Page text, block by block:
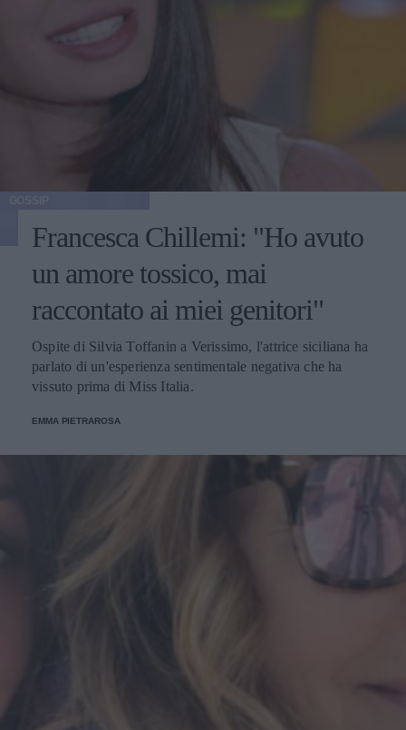
Francesca Chillemi: "Ho avuto
un amore tossico, mai
raccontato ai miei genitori"
Ospite di Silvia Toffanin a Verissimo, l'attrice siciliana ha
parlato di un'esperienza sentimentale negativa che ha
vissuto prima di Miss Italia.
EMMA PIETRAROSA